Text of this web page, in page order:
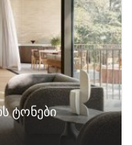
ტონები